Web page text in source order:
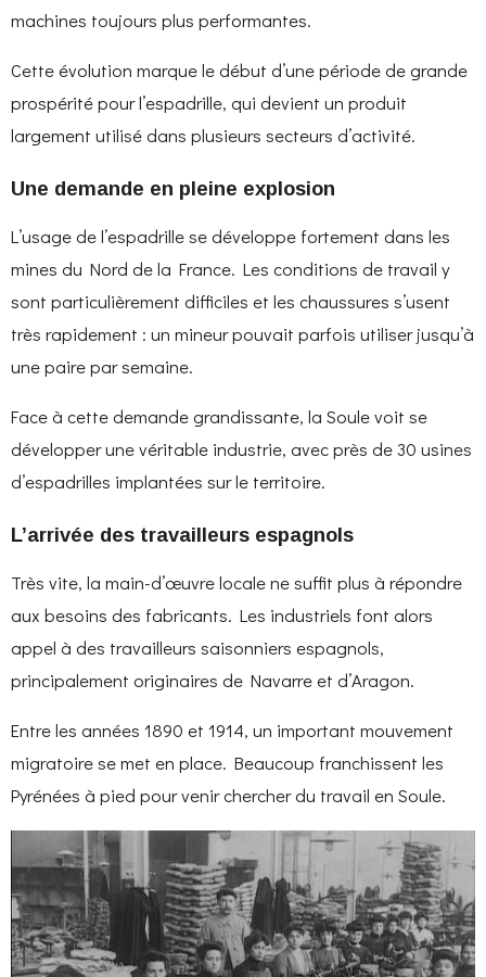
machines toujours plus performantes.
Cette évolution marque le début d’une période de grande
prospérité pour l’espadrille, qui devient un produit
largement utilisé dans plusieurs secteurs d’activité.
Une demande en pleine explosion
L’usage de l’espadrille se développe fortement dans les
mines du Nord de la France. Les conditions de travail y
sont particulièrement difficiles et les chaussures s’usent
très rapidement : un mineur pouvait parfois utiliser jusqu’à
une paire par semaine.
Face à cette demande grandissante, la Soule voit se
développer une véritable industrie, avec près de 30 usines
d’espadrilles implantées sur le territoire.
L’arrivée des travailleurs espagnols
Très vite, la main-d’œuvre locale ne suffit plus à répondre
aux besoins des fabricants. Les industriels font alors
appel à des travailleurs saisonniers espagnols,
principalement originaires de Navarre et d’Aragon.
Entre les années 1890 et 1914, un important mouvement
migratoire se met en place. Beaucoup franchissent les
Pyrénées à pied pour venir chercher du travail en Soule.